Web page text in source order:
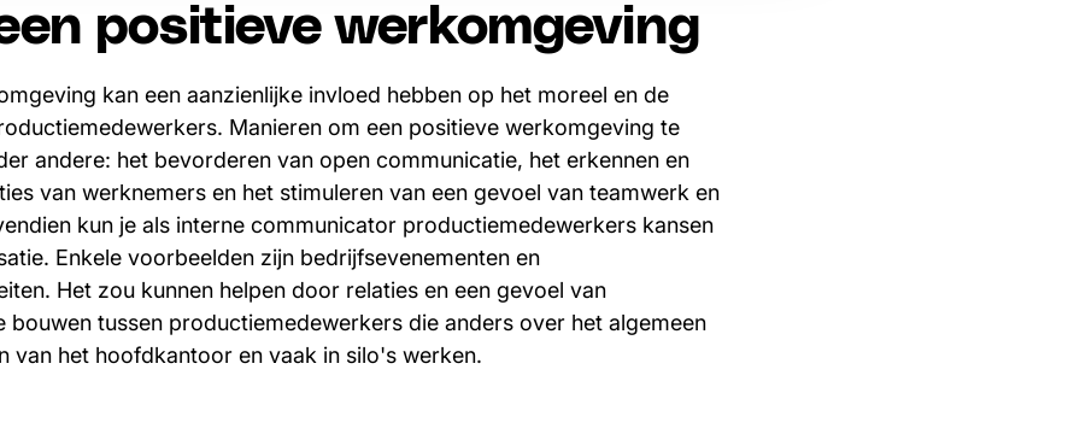
positieve werkomgeving
kan een aanzienlijke invloed hebben op het moreel en de
Manieren om een positieve werkomgeving te
andere: het bevorderen van open communicatie, het erkennen en
van werknemers en het stimuleren van een gevoel van teamwerk en
kun je als interne communicator productiemedewerkers kansen
Enkele voorbeelden zijn bedrijfsevenementen en
Het zou kunnen helpen door relaties en een gevoel van
bouwen tussen productiemedewerkers die anders over het algemeen
van het hoofdkantoor en vaak in silo's werken.